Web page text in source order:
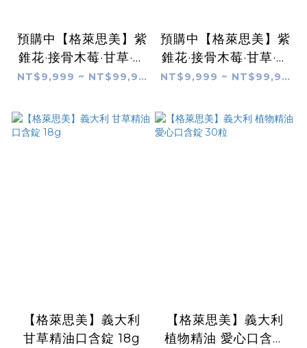
預購中【格萊思美】紫
錐花·接骨木莓·甘草·療
肺草·草本植萃粉末 NT$9,999 ~ NT$99,999
預購中【格萊思美】紫
錐花·接骨木莓·甘草·療
肺草·草本植萃粉末 NT$9,999 ~ NT$99,999
【格萊思美】義大利
甘草精油口含錠 18g
【格萊思美】義大利
植物精油 愛心口含錠